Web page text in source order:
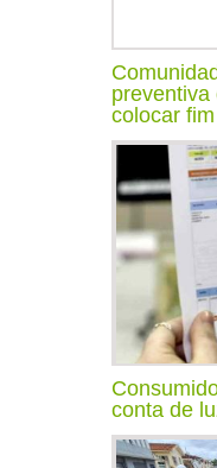
preventiva
colocar
conta de